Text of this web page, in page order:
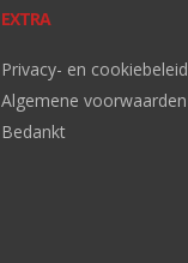
EXTRA
Privacy- en cookiebeleid
Algemene voorwaarden
Bedankt